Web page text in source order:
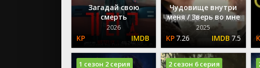
Загадай свою
смерть
2026
Чудовище внутри
меня / Зверь во мне
2025
7.26 7.5
1 сезон 2 серия 2 сезон 6 серия